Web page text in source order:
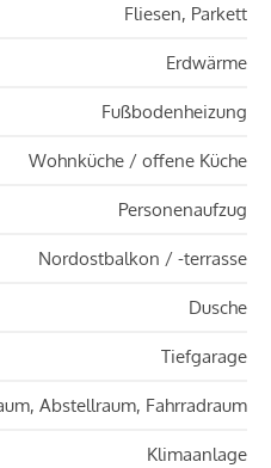
Fliesen, Parkett
Erdwärme
Fußbodenheizung
Wohnküche / offene Küche
Personenaufzug
Nordostbalkon / -terrasse
Dusche
Tiefgarage
Abstellraum, Fahrradraum
Klimaanlage